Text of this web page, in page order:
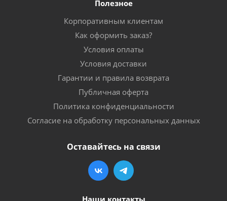
Полезное
Корпоративным клиентам
Как оформить заказ?
Условия оплаты
Условия доставки
Гарантии и правила возврата
Публичная оферта
Политика конфиденциальности
Согласие на обработку персональных данных
Оставайтесь на связи
Наши контакты